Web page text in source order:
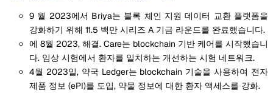
9 월 2023에서 Briya는 블록 체인 지원 데이터 교환 플랫폼을
강화하기 위해 11.5 백만 시리즈 A 기금 라운드를 완료했습니다.
에 8월 2023, 해결. Care는 blockchain 기반 케어를 시작했습니
다. 임상 시험에서 환자를 일치하는 개선하는 시험 네트워크.
4월 2023일, 약국 Ledger는 blockchain 기술을 사용하여 전자
제품 정보 (ePI)를 도입, 약물 정보에 대한 환자 액세스를 강화.